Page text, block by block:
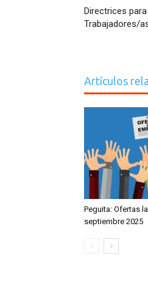
Directrices
Trabajadores/
Artículos
Peguita: Ofertas
septiembre 2025